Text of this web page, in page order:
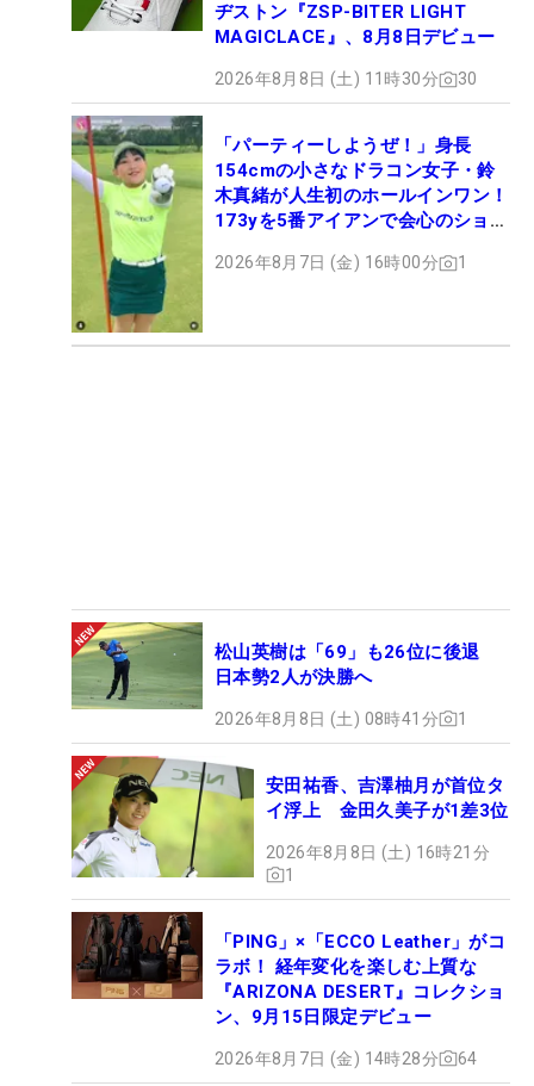
ヂストン『ZSP-BITER LIGHT
MAGICLACE』、8月8日デビュー
2026年8月8日 (土) 11時30分 30
「パーティーしようぜ！」身長
154cmの小さなドラコン女子・鈴
木真緒が人生初のホールインワン！
173yを5番アイアンで会心のショッ
2026年8月7日 (金) 16時00分 1
松山英樹は「69」も26位に後退
日本勢2人が決勝へ
2026年8月8日 (土) 08時41分 1
安田祐香、吉澤柚月が首位タ
イ浮上 金田久美子が1差3位
2026年8月8日 (土) 16時21分
1
「PING」×「ECCO Leather」がコ
ラボ！ 経年変化を楽しむ上質な
『ARIZONA DESERT』コレクショ
ン、9月15日限定デビュー
2026年8月7日 (金) 14時28分 64